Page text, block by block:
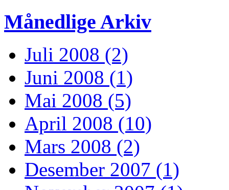
Månedlige Arkiv
Juli 2008 (2)
Juni 2008 (1)
Mai 2008 (5)
April 2008 (10)
Mars 2008 (2)
Desember 2007 (1)